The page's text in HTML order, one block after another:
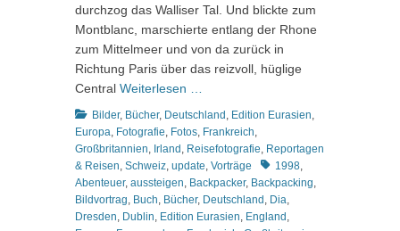
durchzog das Walliser Tal. Und blickte zum
Montblanc, marschierte entlang der Rhone
zum Mittelmeer und von da zurück in
Richtung Paris über das reizvoll, hüglige
Central Weiterlesen …
Kategorien
Bilder, Bücher, Deutschland Edition Eurasien
Europa Fotografie Fotos Frankreich
Großbritannien Irland Reisefotografie Reportagen
& Reisen Schweiz update Vorträge Schlagworte
1998
Abenteuer, aussteigen Backpacker, Backpacking
Bildvortrag Buch Bücher, Deutschland Dia
Dresden Dublin Edition Eurasien England